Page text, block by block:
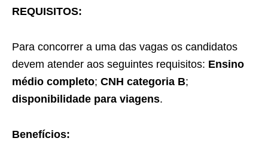
REQUISITOS:
Para concorrer a uma das vagas os candidatos
devem atender aos seguintes requisitos: Ensino
médio completo; CNH categoria B;
disponibilidade para viagens.
Benefícios: